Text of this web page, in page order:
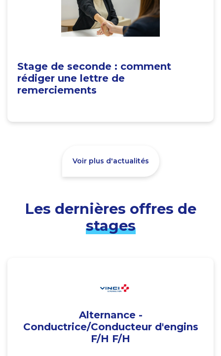
Stage de seconde : comment
rédiger une lettre de
remerciements
Voir plus d'actualités
Les dernières offres de
stages
Alternance -
Conductrice/Conducteur d'engins
F/H F/H